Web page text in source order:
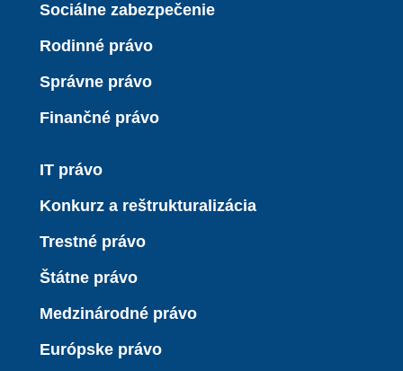
Sociálne zabezpečenie
Rodinné právo
Správne právo
Finančné právo
IT právo
Konkurz a reštrukturalizácia
Trestné právo
Štátne právo
Medzinárodné právo
Európske právo